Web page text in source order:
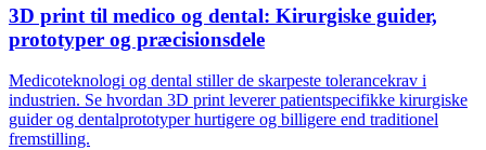
3D print til medico og dental: Kirurgiske guider,
prototyper og præcisionsdele
Medicoteknologi og dental stiller de skarpeste tolerancekrav i
industrien. Se hvordan 3D print leverer patientspecifikke kirurgiske
guider og dentalprototyper hurtigere og billigere end traditionel
fremstilling.